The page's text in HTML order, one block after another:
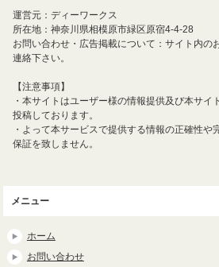
運営元：ディーワークス
所在地：神奈川県相模原市緑区原宿4-4-28
お問い合わせ・広告掲載について：サイト内の
連絡下さい。
【注意事項】
・本サイトはユーザー様の情報提供及び本サイ
投稿しております。
・よって本サービスで提供する情報の正確性や
保証を致しません。
メニュー
ホーム
お問い合わせ